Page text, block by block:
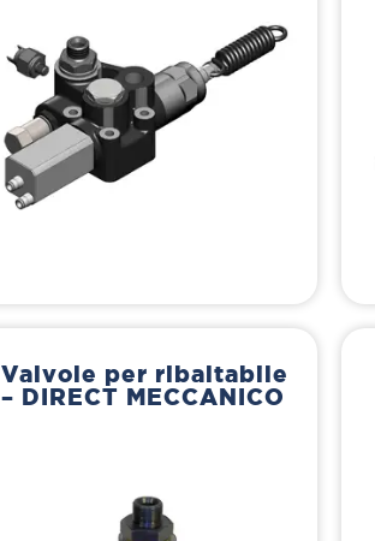
Valvole per ribaltabile
– DIRECT MECCANICO